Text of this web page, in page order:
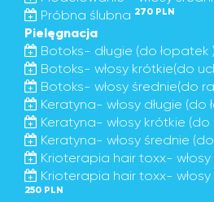
Próbna ślubna 270 PLN
Pielęgnacja
Botoks- długie (do łopatek )
Botoks- włosy krótkie(do
Botoks- włosy średnie(do
Keratyna- włosy długie (do
Keratyna- włosy krótkie (do
Keratyna- włosy średnie
Krioterapia hair toxx- włosy
Krioterapia hair toxx-
250 PLN